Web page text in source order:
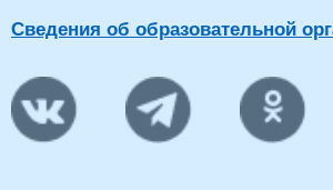
Сведения об образовательной